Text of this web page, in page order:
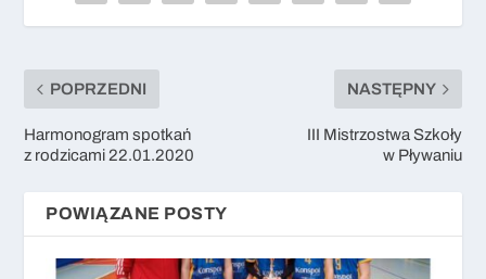
POPRZEDNI
Harmonogram spotkań
z rodzicami 22.01.2020
NASTĘPNY
III Mistrzostwa Szkoły
w Pływaniu
POWIĄZANE POSTY